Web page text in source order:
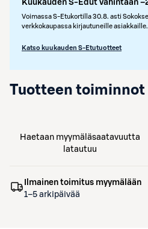
Kuukauden S-Edut vähintään
Voimassa S-Etukortilla 30.8. asti
verkkokaupassa kirjautuneille asiakkaille.
Katso kuukauden S-Etutuotteet
Tuotteen toiminnot
Haetaan myymäläsaatavuutta
latautuu
Ilmainen toimitus myymälään
1–5 arkipäivää